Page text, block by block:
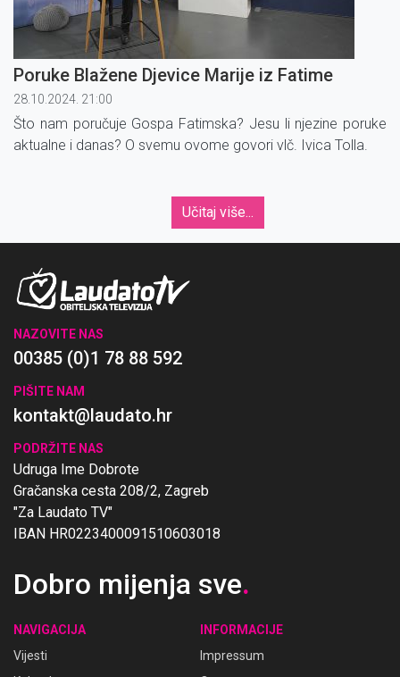
Poruke Blažene Djevice Marije iz Fatime
28.10.2024. 21:00
Što nam poručuje Gospa Fatimska? Jesu li njezine poruke
aktualne i danas? O svemu ovome govori vlč. Ivica Tolla.
Učitaj više...
NAZOVITE NAS
00385 (0)1 78 88 592
PIŠITE NAM
kontakt@laudato.hr
PODRŽITE NAS
Udruga Ime Dobrote
Gračanska cesta 208/2, Zagreb
"Za Laudato TV"
IBAN HR0223400091510603018
Dobro mijenja sve.
NAVIGACIJA
Vijesti
INFORMACIJE
Impressum